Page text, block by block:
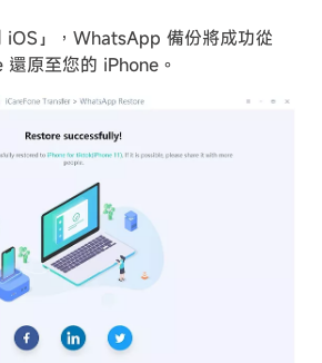
iOS」，WhatsApp 備份將成功從
原至您的 iPhone。